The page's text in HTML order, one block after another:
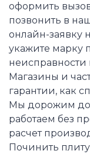
оформить
позвонить в
онлайн-заявку
укажите марку
неисправности
Магазины и
гарантии, как
Мы дорожим
работаем без
расчет
Починить